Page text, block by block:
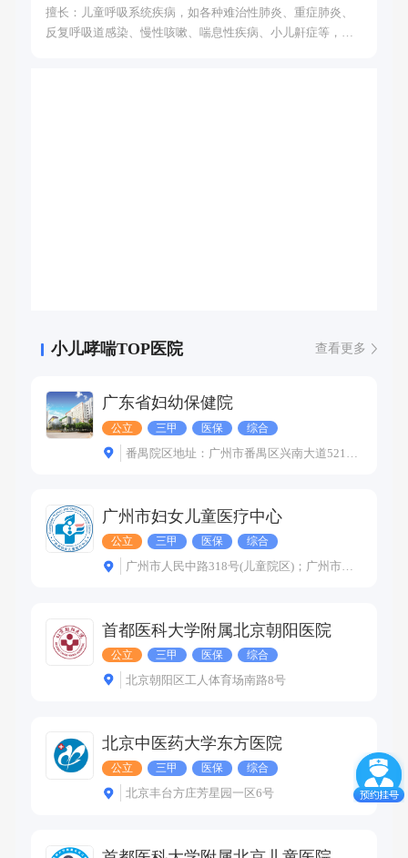
擅长：儿童呼吸系统疾病，如各种难治性肺炎、重症肺炎、
反复呼吸道感染、慢性咳嗽、喘息性疾病、小儿鼾症等，及
小儿哮喘TOP医院 查看更多
广东省妇幼保健院
公立 三甲 医保 综合
广州市妇女儿童医疗中心
公立 三甲 医保 综合
广州市人民中路318号(儿童院区)；广州市人民中路402号(妇婴院区)；广州市金穗路9号(珠江新城院区)
首都医科大学附属北京朝阳医院
公立 三甲 医保 综合
北京朝阳区工人体育场南路8号
北京中医药大学东方医院
公立 三甲 医保 综合
北京丰台方庄芳星园一区6号